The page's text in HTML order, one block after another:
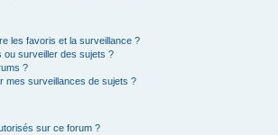
les favoris et la surveillance ?
ou surveiller des sujets ?
?
mes surveillances de sujets ?
sur ce forum ?